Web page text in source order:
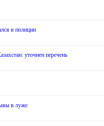
в полиции
уточнен перечень
в луже